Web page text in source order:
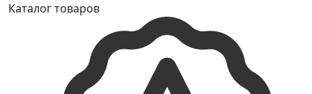
Каталог товаров